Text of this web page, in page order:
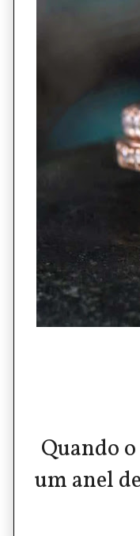
Quando
umanel